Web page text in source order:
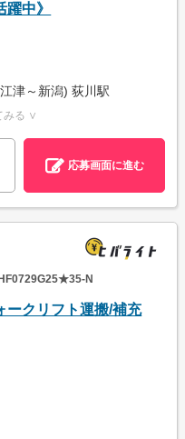
中》
津～新潟) 荻川駅
みる ∨
応募画面に進む
N
ークリフト運搬/補充